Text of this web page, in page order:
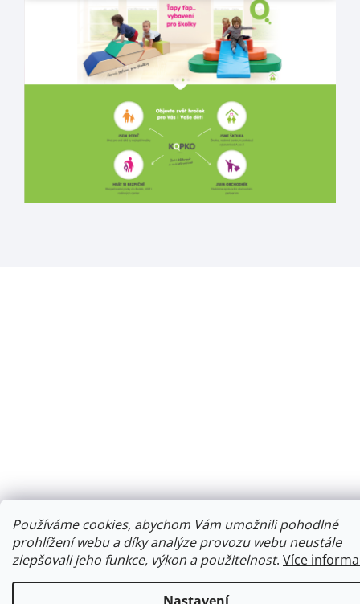
Používáme cookies, abychom Vám umožnili pohodlné
prohlížení webu a díky analýze provozu webu neustále
zlepšovali jeho funkce, výkon a použitelnost. Více